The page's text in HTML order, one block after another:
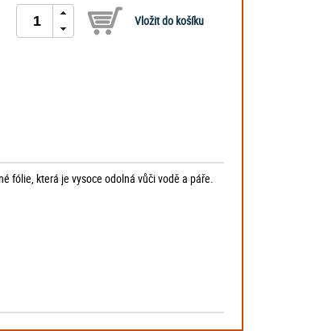
fólie, která je vysoce odolná vůči vodě a páře.